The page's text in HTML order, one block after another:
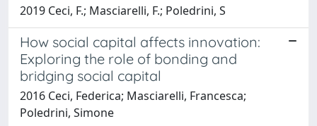
2019 Ceci, F.; Masciarelli, F.; Poledrini, S
How social capital affects innovation:
Exploring the role of bonding and
bridging social capital
2016 Ceci, Federica; Masciarelli, Francesca;
Poledrini, Simone